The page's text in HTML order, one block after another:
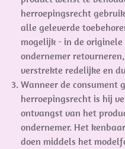
herroepingsrecht
alle geleverde
mogelijk - in de
ondernemer
verstrekte redelijke en
Wanneer de consument
herroepingsrecht is hij
ontvangst van het
ondernemer. Het
doen middels het